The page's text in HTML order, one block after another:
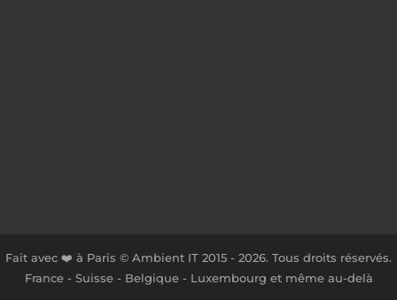
Fait avec ❤️ à Paris © Ambient IT 2015 - 2026. Tous droits réservés.
France - Suisse - Belgique - Luxembourg et même au-delà